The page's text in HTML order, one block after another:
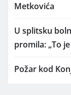
Metkovića
U splitsku
promila: „To
Požar kod